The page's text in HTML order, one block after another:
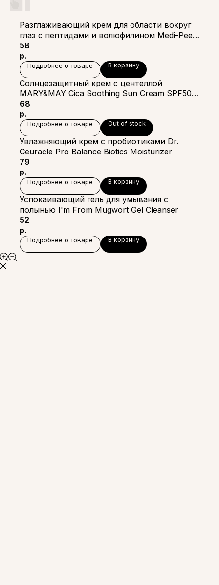
Разглаживающий крем для области вокруг
глаз с пептидами и волюфилином Medi-Peel
Peptide Tox Bor Eye Cream
58
р.
Подробнее о товаре В корзину
Солнцезащитный крем с центеллой
MARY&MAY Cica Soothing Sun Cream SPF50+
PA++++
68
р.
Подробнее о товаре Out of stock
Увлажняющий крем с пробиотиками Dr.
Ceuracle Pro Balance Biotics Moisturizer
79
р.
Подробнее о товаре В корзину
Успокаивающий гель для умывания с
полынью I'm From Mugwort Gel Cleanser
52
р.
Подробнее о товаре В корзину